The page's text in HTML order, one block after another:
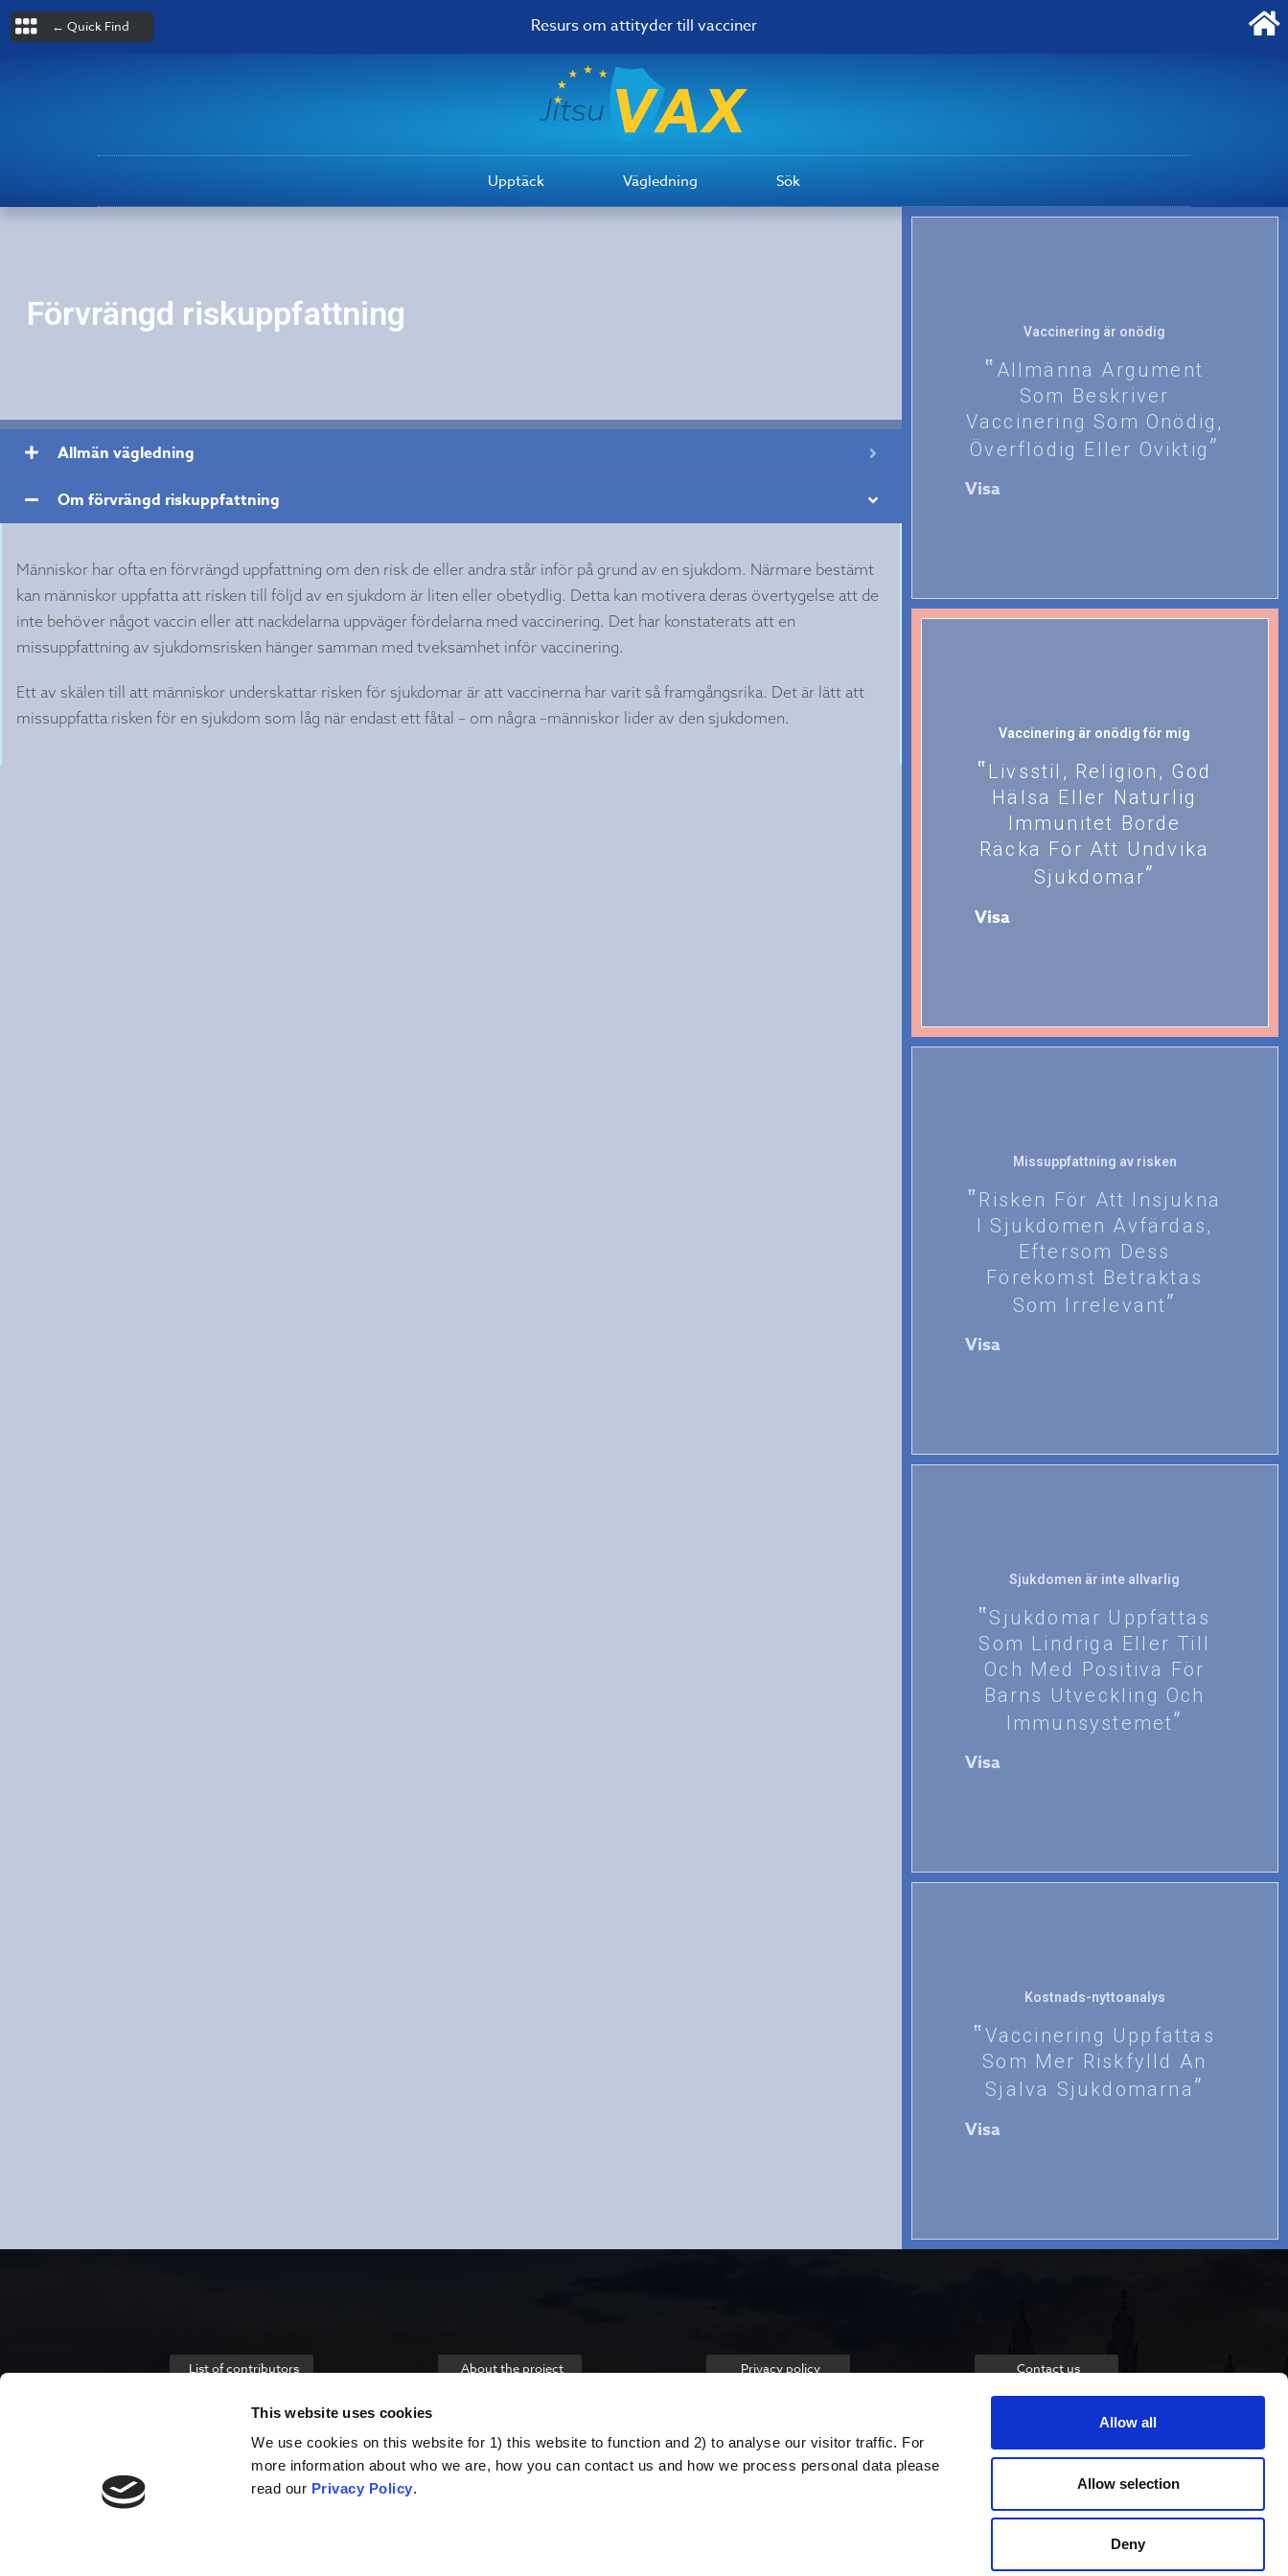
This website uses cookies
We use cookies on this website for 1) this website to function and 2) to analyse our visitor traffic. For
more information about who we are, how you can contact us and how we process personal data please
read our Privacy Policy.
Allow all
Allow selection
Deny
← Quick Find Resurs om attityder till vacciner
Upptäck Vägledning Sök
Förvrängd riskuppfattning
Allmän vägledning
Om förvrängd riskuppfattning
Människor har ofta en förvrängd uppfattning om den risk de eller andra står inför på grund av en sjukdom. Närmare bestämt
kan människor uppfatta att risken till följd av en sjukdom är liten eller obetydlig. Detta kan motivera deras övertygelse att de
inte behöver något vaccin eller att nackdelarna uppväger fördelarna med vaccinering. Det har konstaterats att en
missuppfattning av sjukdomsrisken hänger samman med tveksamhet inför vaccinering.
Ett av skälen till att människor underskattar risken för sjukdomar är att vaccinerna har varit så framgångsrika. Det är lätt att
missuppfatta risken för en sjukdom som låg när endast ett fåtal – om några –människor lider av den sjukdomen.
Vaccinering är onödig
Allmänna Argument
Som Beskriver
Vaccinering Som Onödig,
Överflödig Eller Oviktig
Visa
Vaccinering är onödig för mig
Livsstil, Religion, God
Hälsa Eller Naturlig
Immunitet Borde
Räcka För Att Undvika
Sjukdomar
Visa
Missuppfattning av risken
Risken För Att Insjukna
I Sjukdomen Avfärdas,
Eftersom Dess
Förekomst Betraktas
Som Irrelevant
Visa
Sjukdomen är inte allvarlig
Sjukdomar Uppfattas
Som Lindriga Eller Till
Och Med Positiva För
Barns Utveckling Och
Immunsystemet
Visa
Kostnads-nyttoanalys
Vaccinering Uppfattas
Som Mer Riskfylld Än
Själva Sjukdomarna
Visa
List of contributors About the project Privacy policy Contact us